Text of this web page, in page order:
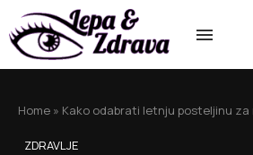
Home » Kako odabrati letnju posteljinu za
ZDRAVLJE